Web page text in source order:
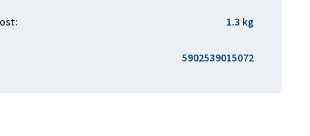
: 1.3 kg
5902539015072